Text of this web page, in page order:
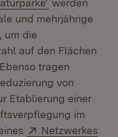
werden
und mehrjährige
um die
auf den Flächen
tragen
von
Etablierung einer
im
Extern:
Netzwerkes